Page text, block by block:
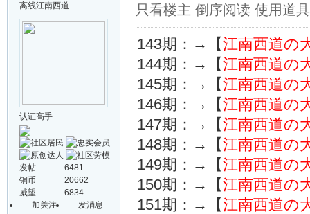
离线江南西道
认证高手
发帖
6481
铜币
20662
威望
6834
加关注
发消息
只看楼主 倒序阅读 使用道具
143期：→【江南西道の
144期：→【江南西道の
145期：→【江南西道の
146期：→【江南西道の
147期：→【江南西道の
148期：→【江南西道の
149期：→【江南西道の
150期：→【江南西道の
151期：→【江南西道の